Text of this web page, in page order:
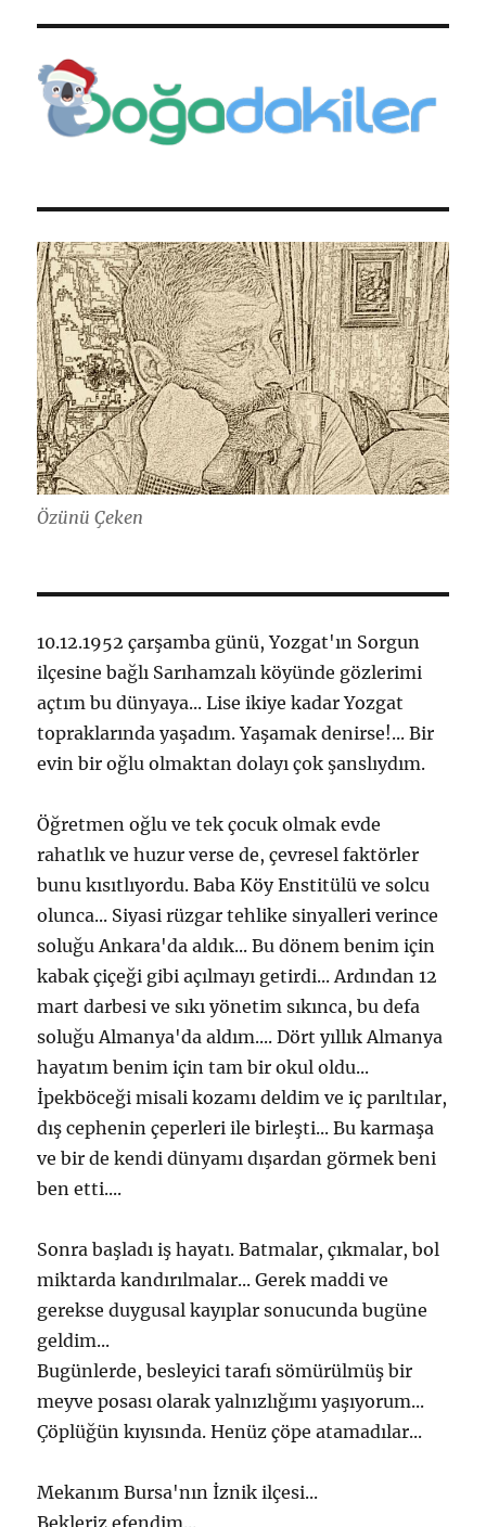
1
Özünü Çeken
10.12.1952 çarşamba günü, Yozgat'ın Sorgun
ilçesine bağlı Sarıhamzalı köyünde gözlerimi
açtım bu dünyaya... Lise ikiye kadar Yozgat
topraklarında yaşadım. Yaşamak denirse!... Bir
evin bir oğlu olmaktan dolayı çok şanslıydım.
Öğretmen oğlu ve tek çocuk olmak evde
rahatlık ve huzur verse de, çevresel faktörler
bunu kısıtlıyordu. Baba Köy Enstitülü ve solcu
olunca... Siyasi rüzgar tehlike sinyalleri verince
soluğu Ankara'da aldık... Bu dönem benim için
kabak çiçeği gibi açılmayı getirdi... Ardından 12
mart darbesi ve sıkı yönetim sıkınca, bu defa
soluğu Almanya'da aldım.... Dört yıllık Almanya
hayatım benim için tam bir okul oldu...
İpekböceği misali kozamı deldim ve iç parıltılar,
dış cephenin çeperleri ile birleşti... Bu karmaşa
ve bir de kendi dünyamı dışardan görmek beni
ben etti....
Sonra başladı iş hayatı. Batmalar, çıkmalar, bol
miktarda kandırılmalar... Gerek maddi ve
gerekse duygusal kayıplar sonucunda bugüne
geldim...
Bugünlerde, besleyici tarafı sömürülmüş bir
meyve posası olarak yalnızlığımı yaşıyorum...
Çöplüğün kıyısında. Henüz çöpe atamadılar...
Mekanım Bursa'nın İznik ilçesi...
Bekleriz efendim...